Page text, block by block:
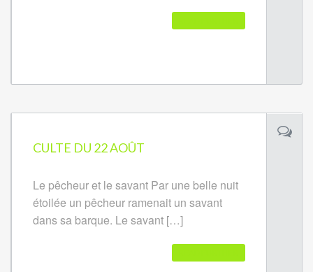
CULTE DU 22 AOÛT
Le pêcheur et le savant Par une belle nuit
étoilée un pêcheur ramenait un savant
dans sa barque. Le savant […]